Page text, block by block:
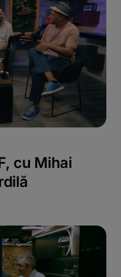
cu Mihai